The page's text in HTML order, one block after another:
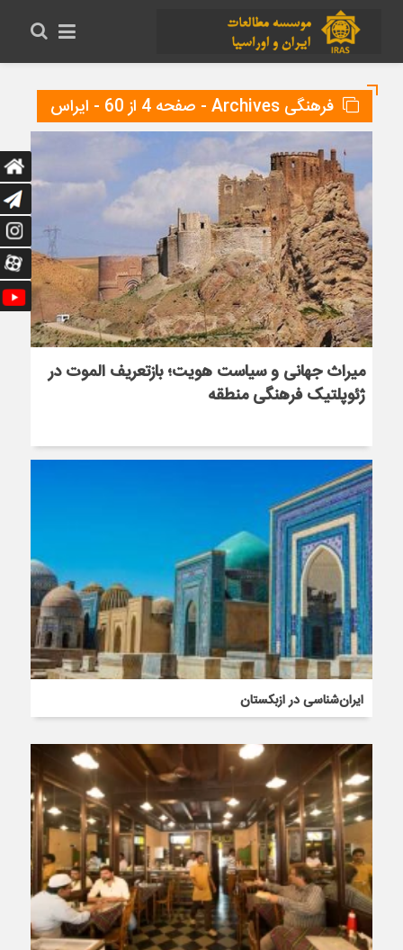
فرهنگی Archives - صفحه 4 از 60 - ایراس
میراث جهانی و سیاست هویت؛ بازتعریف الموت در
ژئوپلتیک فرهنگی منطقه
ایران‌شناسی در ازبکستان